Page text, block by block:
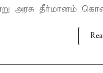
அரசு தீர்மானம்